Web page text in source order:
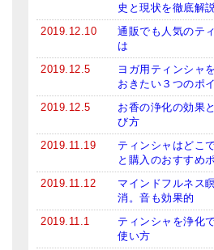
史と現状を徹底解説
2019.12.10
通販でも人気のテ
は
2019.12.5
ヨガ用ティンシャ
おきたい３つのポ
2019.12.5
お香の浄化の効果
び方
2019.11.19
ティンシャはどこ
と購入のおすすめ
2019.11.12
マインドフルネス
消。音も効果的
2019.11.1
ティンシャを浄化
使い方